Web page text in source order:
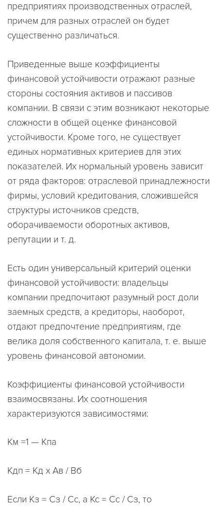
предприятиях производственных отраслей,
причем для разных отраслей он будет
существенно различаться.
Приведенные выше коэффициенты
финансовой устойчивости отражают разные
стороны состояния активов и пассивов
компании. В связи с этим возникают некоторые
сложности в общей оценке финансовой
устойчивости. Кроме того, не существует
единых нормативных критериев для этих
показателей. Их нормальный уровень зависит
от ряда факторов: отраслевой принадлежности
фирмы, условий кредитования, сложившейся
структуры источников средств,
оборачиваемости оборотных активов,
репутации и т. д.
Есть один универсальный критерий оценки
финансовой устойчивости: владельцы
компании предпочитают разумный рост доли
заемных средств, а кредиторы, наоборот,
отдают предпочтение предприятиям, где
велика доля собственного капитала, т. е. выше
уровень финансовой автономии.
Коэффициенты финансовой устойчивости
взаимосвязаны. Их соотношения
характеризуются зависимостями:
Км =1 — Кпа
Кдп = Кд х Ав / Вб
Если Кз = Сз / Сс, а Кс = Сс / Сз, то